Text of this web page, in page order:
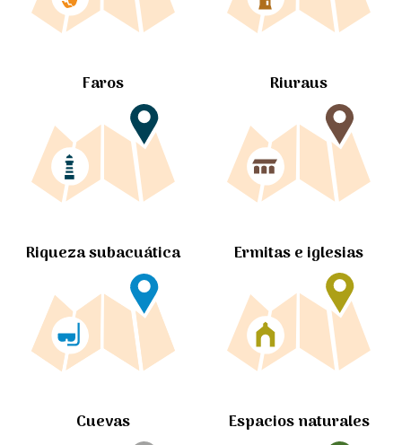
Faros Riuraus
Riqueza subacuática Ermitas e iglesias
Cuevas Espacios naturales